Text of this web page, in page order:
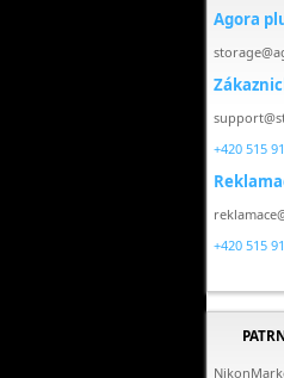
Agora
+420 515
+420 515